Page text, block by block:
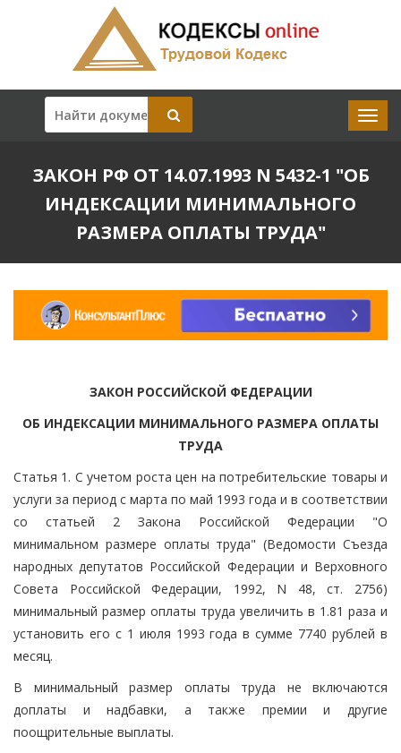
ЗАКОН РФ ОТ 14.07.1993 N 5432-1 "ОБ
ИНДЕКСАЦИИ МИНИМАЛЬНОГО
РАЗМЕРА ОПЛАТЫ ТРУДА"
ЗАКОН РОССИЙСКОЙ ФЕДЕРАЦИИ
ОБ ИНДЕКСАЦИИ МИНИМАЛЬНОГО РАЗМЕРА ОПЛАТЫ
ТРУДА
Статья 1. С учетом роста цен на потребительские товары и
услуги за период с марта по май 1993 года и в соответствии
со статьей 2 Закона Российской Федерации "О
минимальном размере оплаты труда" (Ведомости Съезда
народных депутатов Российской Федерации и Верховного
Совета Российской Федерации, 1992, N 48, ст. 2756)
минимальный размер оплаты труда увеличить в 1.81 раза и
установить его с 1 июля 1993 года в сумме 7740 рублей в
месяц.
В минимальный размер оплаты труда не включаются
доплаты и надбавки, а также премии и другие
поощрительные выплаты.